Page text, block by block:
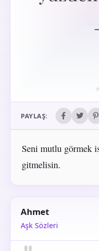
PAYLAŞ:
Seni mutlu görmek
gitmelisin.
Ahmet
Aşk Sözleri